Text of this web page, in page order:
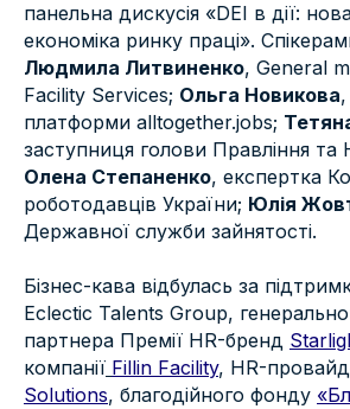
панельна дискусія «DEI в дії:
економіка ринку праці».
Людмила Литвиненко, General
Facility Services; Ольга Новикова
платформи alltogether.jobs;
заступниця голови Правління
Олена Степаненко, експертка
роботодавців України; Юлія
Державної служби зайнятості.
Бізнес-кава відбулась за
Eclectic Talents Group,
партнера Премії HR-бренд
компанії Fillin Facility, HR-
Solutions, благодійного фонду